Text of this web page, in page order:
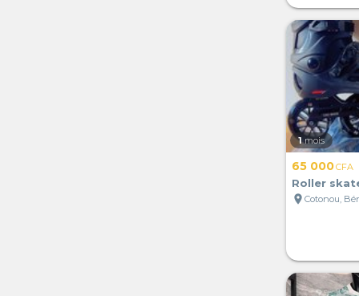
1 mois
65 000CFA
Roller
location_on Cotonou,